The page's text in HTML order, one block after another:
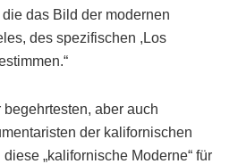
das Bild der modernen
des spezifischen ,Los
aber auch
der kalifornischen
„kalifornische Moderne“ für